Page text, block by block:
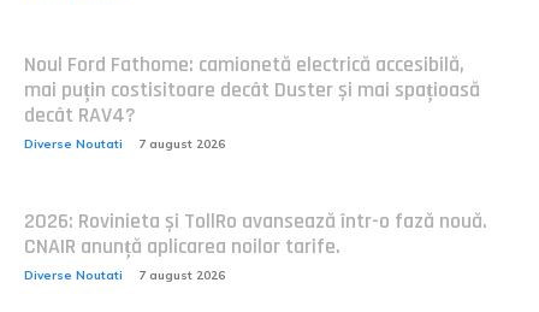
Noul Ford Fathome: camionetă electrică accesibilă,
mai puțin costisitoare decât Duster și mai spațioasă
decât RAV4?
Diverse Noutati 7 august 2026
2026: Rovinieta și TollRo avansează într-o fază nouă.
CNAIR anunță aplicarea noilor tarife.
Diverse Noutati 7 august 2026